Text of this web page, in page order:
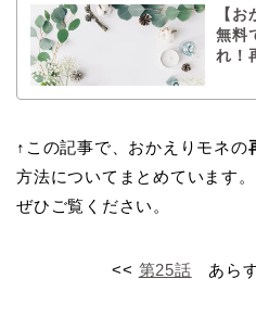
【
無料
れ！
↑この記事で、おかえりモネの
方法についてまとめています。
ぜひご覧ください。
<< 第25話 あら